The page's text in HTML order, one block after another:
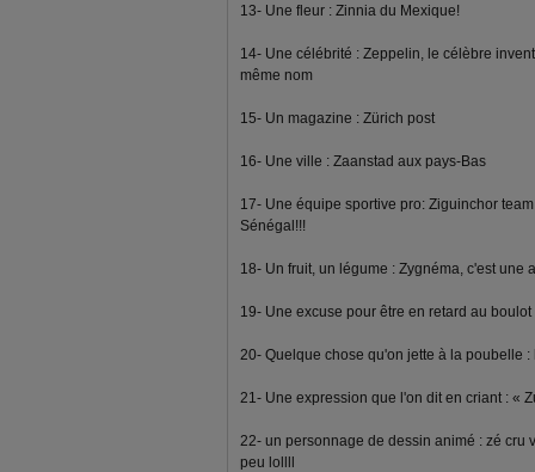
13- Une fleur : Zinnia du Mexique!
14- Une célébrité : Zeppelin, le célèbre
même nom
15- Un magazine : Zürich post
16- Une ville : Zaanstad aux pays-Bas
17- Une équipe sportive pro: Ziguinchor
Sénégal!!!
18- Un fruit, un légume : Zygnéma, c'est une
19- Une excuse pour être en retard au boulot
20- Quelque chose qu'on jette à la poubelle :
21- Une expression que l'on dit en criant : «
22- un personnage de dessin animé : zé cru
peu lollll